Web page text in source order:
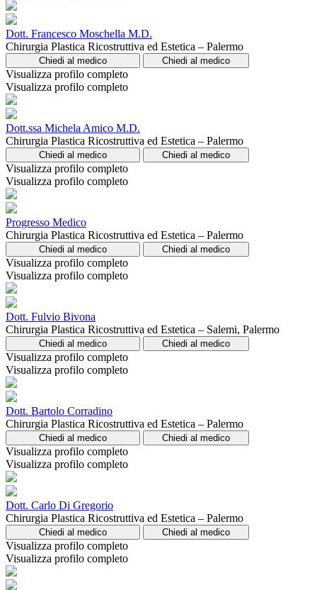
Dott. Francesco Moschella M.D.
Chirurgia Plastica Ricostruttiva ed Estetica – Palermo
Chiedi al medico Chiedi al medico
Visualizza profilo completo
Visualizza profilo completo
Dott.ssa Michela Amico M.D.
Chirurgia Plastica Ricostruttiva ed Estetica – Palermo
Chiedi al medico Chiedi al medico
Visualizza profilo completo
Visualizza profilo completo
Progresso Medico
Chirurgia Plastica Ricostruttiva ed Estetica – Palermo
Chiedi al medico Chiedi al medico
Visualizza profilo completo
Visualizza profilo completo
Dott. Fulvio Bivona
Chirurgia Plastica Ricostruttiva ed Estetica – Salemi, Palermo
Chiedi al medico Chiedi al medico
Visualizza profilo completo
Visualizza profilo completo
Dott. Bartolo Corradino
Chirurgia Plastica Ricostruttiva ed Estetica – Palermo
Chiedi al medico Chiedi al medico
Visualizza profilo completo
Visualizza profilo completo
Dott. Carlo Di Gregorio
Chirurgia Plastica Ricostruttiva ed Estetica – Palermo
Chiedi al medico Chiedi al medico
Visualizza profilo completo
Visualizza profilo completo